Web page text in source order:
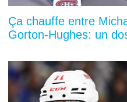
Ça chauffe entre
Gorton-Hughes: un